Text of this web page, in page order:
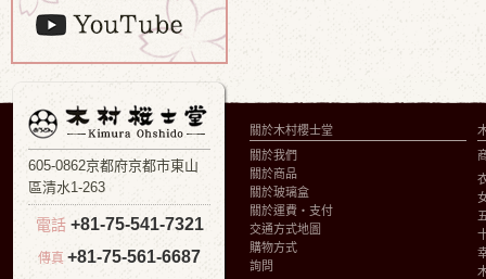
605-0862京都府京都市東山
區清水1-263
電話 +81-75-541-7321
傳真 +81-75-561-6687
關於木村櫻士堂
關於我們
關於商品
關於玻璃盒
關於運費・支付
交通方式地圖
購物方式
詢問